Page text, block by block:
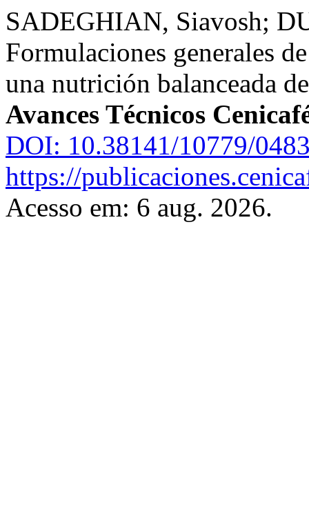
SADEGHIAN, Siavosh;
Formulaciones generales
una nutrición balanceada
Avances Técnicos
DOI: 10.38141/10779/
https://
Acesso em: 6 aug. 2026.